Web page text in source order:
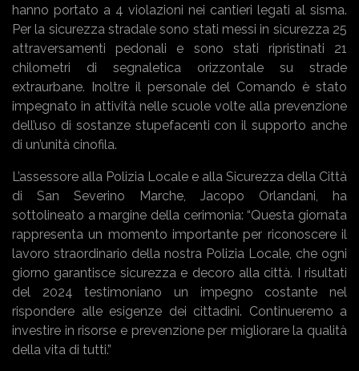
hanno portato a 4 violazioni nei cantieri legati al sisma.
Per la sicurezza stradale sono stati messi in sicurezza 25
attraversamenti pedonali e sono stati ripristinati 21
chilometri di segnaletica orizzontale su strade
extraurbane. Inoltre il personale del Comando è stato
impegnato in attività nelle scuole volte alla prevenzione
dell’uso di sostanze stupefacenti con il supporto anche
di un’unità cinofila.
L’assessore alla Polizia Locale e alla Sicurezza della Città
di San Severino Marche, Jacopo Orlandani, ha
sottolineato a margine della cerimonia: “Questa giornata
rappresenta un momento importante per riconoscere il
lavoro straordinario della nostra Polizia Locale, che ogni
giorno garantisce sicurezza e decoro alla città. I risultati
del 2024 testimoniano un impegno costante nel
rispondere alle esigenze dei cittadini. Continueremo a
investire in risorse e prevenzione per migliorare la qualità
della vita di tutti.”